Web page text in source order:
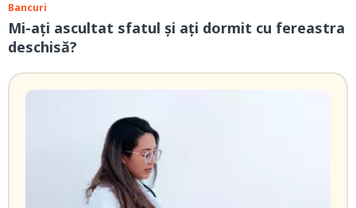
Bancuri
Mi-ați ascultat sfatul și ați dormit cu fereastra
deschisă?